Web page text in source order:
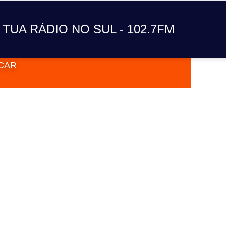
TUA RÁDIO NO SUL - 102.7FM
A TUA RÁDIO NO SUL